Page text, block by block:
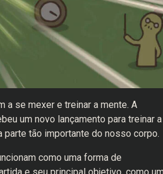
a se mexer e treinar a mente. A
um novo lançamento para treinar a
tão importante do nosso corpo.
como uma forma de